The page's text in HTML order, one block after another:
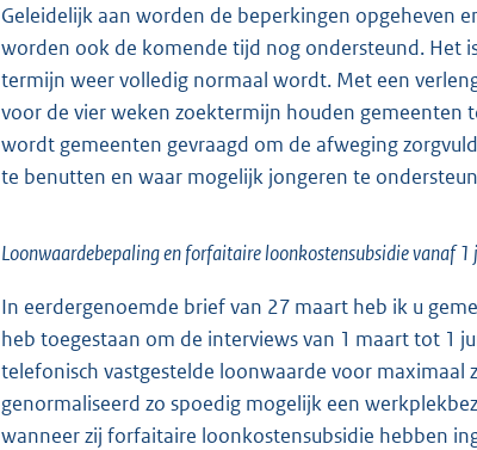
Geleidelijk aan worden de beperkingen opgeheven
worden ook de komende tijd nog ondersteund. Het
termijn weer volledig normaal wordt. Met een
voor de vier weken zoektermijn houden
wordt gemeenten gevraagd om de afweging
te benutten en waar mogelijk jongeren te
Loonwaardebepaling en forfaitaire loonkostensubsidie vanaf 1
In eerdergenoemde brief van 27 maart heb ik u
heb toegestaan om de interviews van 1 maart tot 1
telefonisch vastgestelde loonwaarde voor
genormaliseerd zo spoedig mogelijk een
wanneer zij forfaitaire loonkostensubsidie hebben